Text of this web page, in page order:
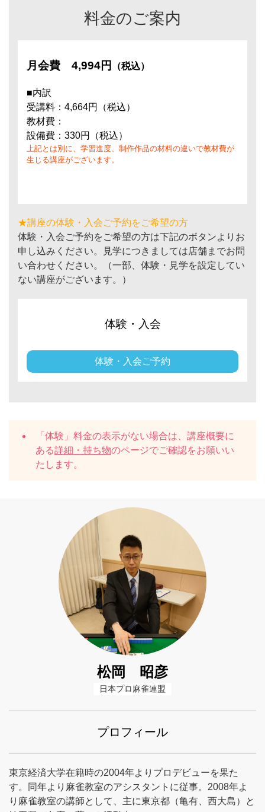
料金のご案内
月会費 4,994円 （税込）
■内訳
受講料：4,664円（税込）
教材費：
設備費：330円（税込）
上記とは別に、学習進度、制作作品の材料の違いで教材費が
生じる講座がございます。
★講座の体験・入会ご予約をご希望の方
体験・入会ご予約をご希望の方は下記のボタンよりお
申し込みください。見学につきましては店舗までお問
い合わせください。（一部、体験・見学を設定してい
ない講座がございます。）
体験・入会
体験・入会ご予約
「体験」料金の表示がない場合は、講座概要に
ある詳細・持ち物のページでご確認をお願いい
たします。
松岡 昭彦
日本プロ麻雀連盟
プロフィール
東京経済大学在籍時の2004年よりプロデビューを果た
す。同年より麻雀教室のアシスタントに従事。2008年よ
り麻雀教室の講師として、主に東京都（亀有、西大島）と